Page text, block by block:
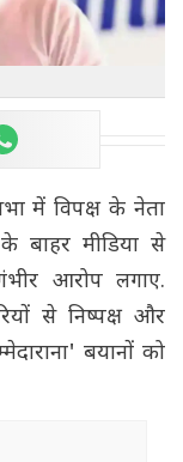
में विपक्ष के नेता
बाहर मीडिया से
आरोप लगाए.
से निष्पक्ष और
बयानों को